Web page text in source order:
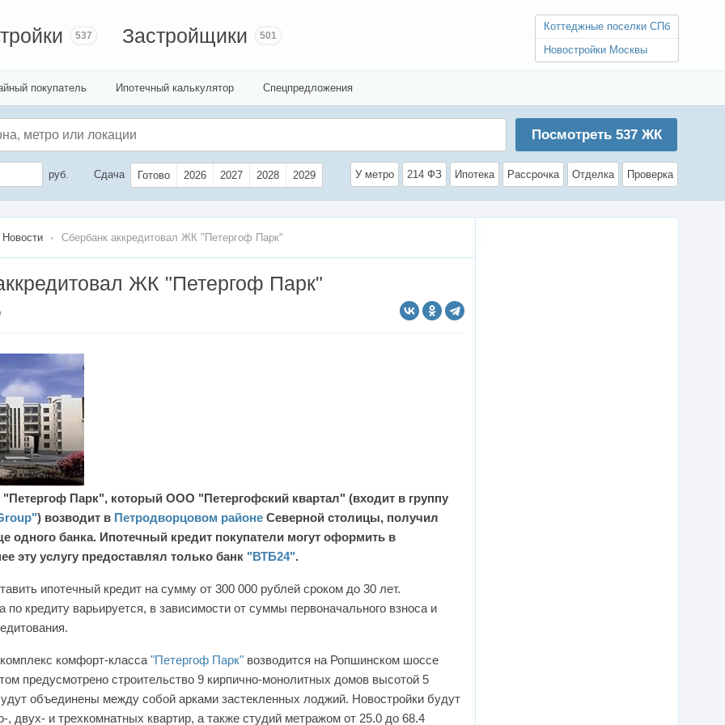
537 Застройщики 501
Коттеджные поселки СПб
Новостройки Москвы
покупатель Ипотечный калькулятор Спецпредложения
Посмотреть 537ЖК
руб. Сдача Готово 2026 2027 2028 2029 У метро 214 ФЗ Ипотека Рассрочка Отделка Проверка
Новости Сбербанк аккредитовал ЖК "Петергоф Парк"
ЖК "Петергоф Парк"
Парк", который ООО "Петергофский квартал" (входит в группу
) возводит в Петродворцовом районе Северной столицы, получил
одного банка. Ипотечный кредит покупатели могут оформить в
эту услугу предоставлял только банк "ВТБ24".
ипотечный кредит на сумму от 300 000 рублей сроком до 30 лет.
по кредиту варьируется, в зависимости от суммы первоначального взноса и
комфорт-класса "Петергоф Парк" возводится на Ропшинском шоссе
предусмотрено строительство 9 кирпично-монолитных домов высотой 5
объединены между собой арками застекленных лоджий. Новостройки будут
, двух- и трехкомнатных квартир, а также студий метражом от 25.0 до 68.4